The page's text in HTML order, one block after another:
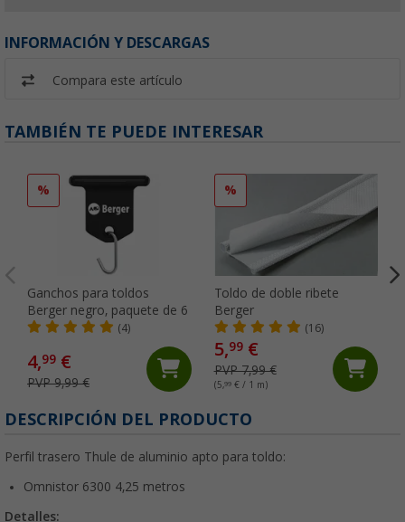
INFORMACIÓN Y DESCARGAS
Compara este artículo
TAMBIÉN TE PUEDE INTERESAR
%
Ganchos para toldos
Berger negro, paquete de 6
(4)
4,99 €
PVP 9,99 €
%
Toldo de doble ribete
Berger
(16)
5,99€
PVP 7,99 €
(5,99€ / 1 m)
DESCRIPCIÓN DEL PRODUCTO
Perfil trasero Thule de aluminio apto para toldo:
Omnistor 6300 4,25 metros
Detalles: